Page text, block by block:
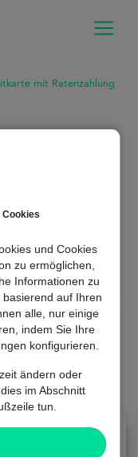
Cookies
und Cookies
zu ermöglichen,
Informationen zu
auf Ihren
alle, nur einige
indem Sie Ihre
konfigurieren.
ändern oder
im Abschnitt
tun.
mit Ratenzahlung
verteilen, was
Ausgaben
zu müssen.
fürRatenzahlungen
Optionenzu finden,
die am besten zu
undsicher.